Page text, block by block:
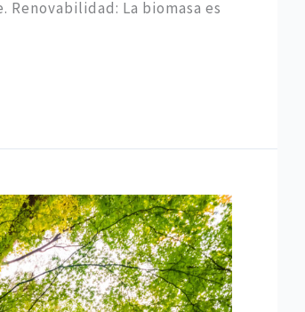
La biomasa es